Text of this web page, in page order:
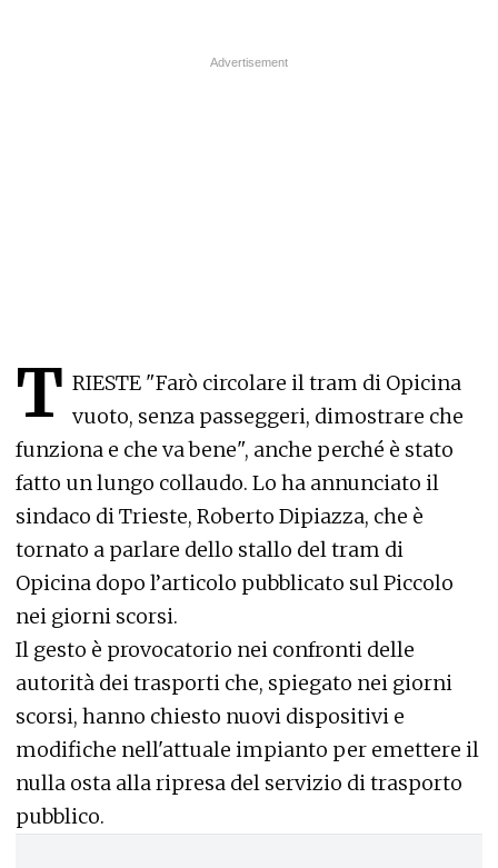
T RIESTE "Farò circolare il tram di Opicina
vuoto, senza passeggeri, dimostrare che
funziona e che va bene", anche perché è stato
fatto un lungo collaudo. Lo ha annunciato il
sindaco di Trieste, Roberto Dipiazza, che è
tornato a parlare dello stallo del tram di
Opicina dopo l’articolo pubblicato sul Piccolo
nei giorni scorsi.
Il gesto è provocatorio nei confronti delle
autorità dei trasporti che, spiegato nei giorni
scorsi, hanno chiesto nuovi dispositivi e
modifiche nell'attuale impianto per emettere il
nulla osta alla ripresa del servizio di trasporto
pubblico.